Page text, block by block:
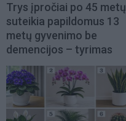
Trys įpročiai po 45 metų
suteikia papildomus 13
metų gyvenimo be
demencijos – tyrimas